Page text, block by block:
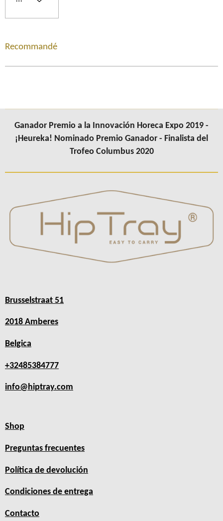
Recommandé
Ganador Premio a la Innovación Horeca Expo 2019 -
¡Heureka! Nominado Premio Ganador - Finalista del
Trofeo Columbus 2020
Brusselstraat 51
2018 Amberes
Belgica
+32485384777
info@hiptray.com
Shop
Preguntas frecuentes
Política de devolución
Condiciones de entrega
Contacto